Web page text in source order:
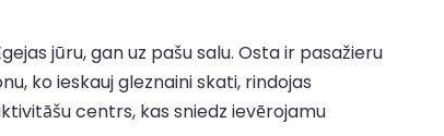
jūru, gan uz pašu salu. Osta ir pasažieru
ko ieskauj gleznaini skati, rindojas
centrs, kas sniedz ievērojamu